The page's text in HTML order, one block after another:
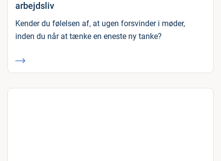
arbejdsliv
Kender du følelsen af, at ugen forsvinder i møder,
inden du når at tænke en eneste ny tanke?